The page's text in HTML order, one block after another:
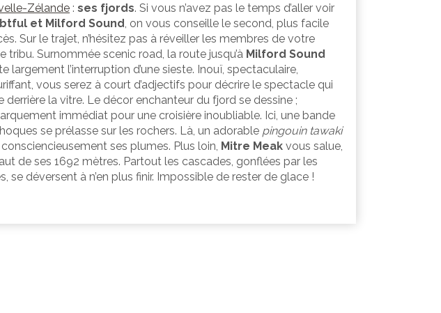
Zélande : ses fjords. Si vous n’avez pas le temps d’aller voir
et Milford Sound, on vous conseille le second, plus facile
Sur le trajet, n’hésitez pas à réveiller les membres de votre
tribu. Surnommée scenic road, la route jusqu’à Milford Sound
largement l’interruption d’une sieste. Inouï, spectaculaire,
vous serez à court d’adjectifs pour décrire le spectacle qui
derrière la vitre. Le décor enchanteur du fjord se dessine ;
immédiat pour une croisière inoubliable. Ici, une bande
se prélasse sur les rochers. Là, un adorable pingouin tawaki
ses plumes. Plus loin, Mitre Meak vous salue,
de ses 1692 mètres. Partout les cascades, gonflées par les
se déversent à n’en plus finir. Impossible de rester de glace !